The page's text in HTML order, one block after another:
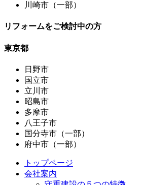
川崎市（一部）
リフォームをご検討中の方
東京都
日野市
国立市
立川市
昭島市
多摩市
八王子市
国分寺市（一部）
府中市（一部）
トップページ
会社案内